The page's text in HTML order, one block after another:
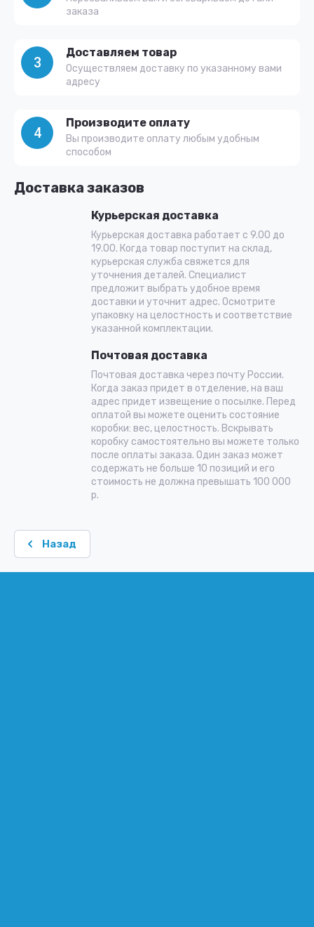
заказа
3
Доставляем товар
Осуществляем доставку по указанному вами
адресу
4
Производите оплату
Вы производите оплату любым удобным
способом
Доставка заказов
Курьерская доставка
Курьерская доставка работает с 9.00 до
19.00. Когда товар поступит на склад,
курьерская служба свяжется для
уточнения деталей. Специалист
предложит выбрать удобное время
доставки и уточнит адрес. Осмотрите
упаковку на целостность и соответствие
указанной комплектации.
Почтовая доставка
Почтовая доставка через почту России.
Когда заказ придет в отделение, на ваш
адрес придет извещение о посылке. Перед
оплатой вы можете оценить состояние
коробки: вес, целостность. Вскрывать
коробку самостоятельно вы можете только
после оплаты заказа. Один заказ может
содержать не больше 10 позиций и его
стоимость не должна превышать 100 000
р.
Назад